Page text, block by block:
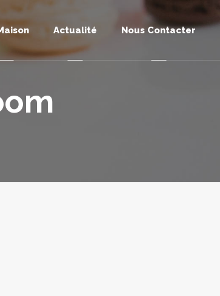
Actualité Nous Contacter